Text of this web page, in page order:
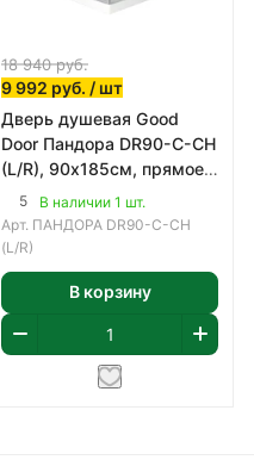
18 940руб.
9 992 руб. / шт
Дверь душевая Good
Door Пандора DR90-С-СH
(L/R), 90х185см, прямое,
профиль хром, стекло
прозрачное 6
5
В наличии 1 шт.
Арт. ПАНДОРА DR90-С-СH
(L/R)
В корзину